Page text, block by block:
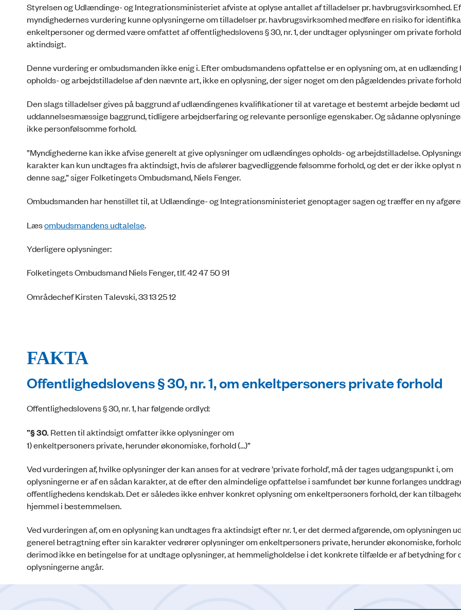
Styrelsen og Udlændinge- og Integrationsministeriet afviste at oplyse antallet af tilladelser pr. havbrugsvirksomhed.
myndighedernes vurdering kunne oplysningerne om tilladelser pr. havbrugsvirksomhed medføre en risiko for
enkeltpersoner og dermed være omfattet af offentlighedslovens § 30, nr. 1, der undtager oplysninger om private
aktindsigt.
Denne vurdering er ombudsmanden ikke enig i. Efter ombudsmandens opfattelse er en oplysning om, at en udlænding
opholds- og arbejdstilladelse af den nævnte art, ikke en oplysning, der siger noget om den pågældendes private
Den slags tilladelser gives på baggrund af udlændingenes kvalifikationer til at varetage et bestemt arbejde bedømt
uddannelsesmæssige baggrund, tidligere arbejdserfaring og relevante personlige egenskaber. Og sådanne
ikke personfølsomme forhold.
”Myndighederne kan ikke afvise generelt at give oplysninger om udlændinges opholds- og arbejdstilladelse.
karakter kan kun undtages fra aktindsigt, hvis de afslører bagvedliggende følsomme forhold, og det er der ikke oplyst
denne sag,” siger Folketingets Ombudsmand, Niels Fenger.
Ombudsmanden har henstillet til, at Udlændinge- og Integrationsministeriet genoptager sagen og træffer en ny
Læsombudsmandens udtalelse.
Yderligere oplysninger:
Folketingets Ombudsmand Niels Fenger, tlf. 42 47 50 91
Områdechef Kirsten Talevski, 33 13 25 12
FAKTA
Offentlighedslovens § 30, nr. 1, om enkeltpersoners private forhold
Offentlighedslovens § 30, nr. 1, har følgende ordlyd:
”§ 30. Retten til aktindsigt omfatter ikke oplysninger om
1) enkeltpersoners private, herunder økonomiske, forhold (…)”
Ved vurderingen af, hvilke oplysninger der kan anses for at vedrøre ’private forhold’, må der tages udgangspunkt i, om
oplysningerne er af en sådan karakter, at de efter den almindelige opfattelse i samfundet bør kunne forlanges
offentlighedens kendskab. Det er således ikke enhver konkret oplysning om enkeltpersoners forhold, der kan
hjemmel i bestemmelsen.
Ved vurderingen af, om en oplysning kan undtages fra aktindsigt efter nr. 1, er det dermed afgørende, om oplysningen
generel betragtning efter sin karakter vedrører oplysninger om enkeltpersoners private, herunder økonomiske,
derimod ikke en betingelse for at undtage oplysninger, at hemmeligholdelse i det konkrete tilfælde er af betydning for
oplysningerne angår.